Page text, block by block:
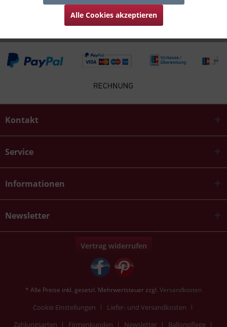
6
Kontakt
Service
Informationen
Newsletter
Vertrag widerrufen
* Alle Preise inkl. gesetzl. Mehrwertsteuer zzgl. Versandkosten
Cookie Einstellungen
Liefer- und Versandkosten
Zahlungsarten
Firmenkunden Newsletter Ballonpflege
Alle Cookies akzeptieren